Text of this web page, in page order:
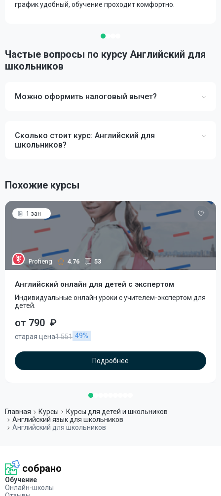
график удобный, обучение проходит комфортно.
Частые вопросы по курсу Английский для
школьников
Можно оформить налоговый вычет?
Сколько стоит курс: Английский для
школьников?
Похожие курсы
1 зан
Profieng 4.76 53
Английский онлайн для детей с экспертом
Индивидуальные онлайн уроки с учителем-экспертом для
детей.
от 790 ₽
старая цена1 551 49%
Подробнее
Главная Курсы
Курсы для детей и школьников
Английский язык для школьников
Английский для школьников
собрано
Обучение
Онлайн-школы